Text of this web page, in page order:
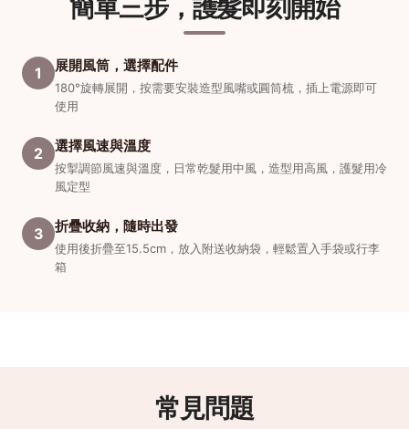
簡單三步，護髮即刻開始
1 展開風筒，選擇配件
180°旋轉展開，按需要安裝造型風嘴或圓筒梳，插上電源即可
使用
2 選擇風速與溫度
按掣調節風速與溫度，日常乾髮用中風，造型用高風，護髮用冷
風定型
3 折疊收納，隨時出發
使用後折疊至15.5cm，放入附送收納袋，輕鬆置入手袋或行李
箱
常見問題